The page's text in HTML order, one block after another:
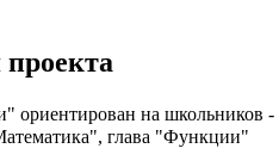
ориентирован на школьников -
глава "Функции"